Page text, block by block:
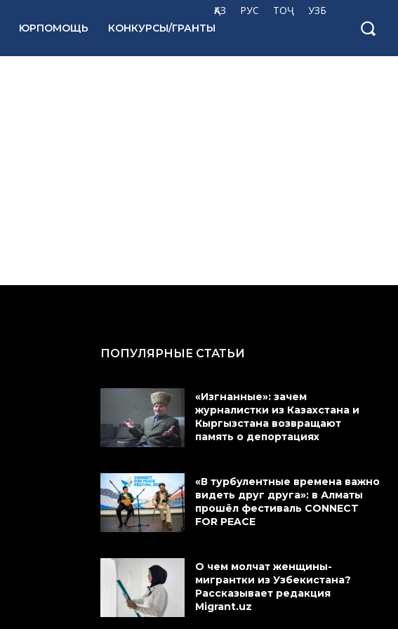
ҚАЗ РУС ТОҶ УЗБ
ЮРПОМОЩЬ КОНКУРСЫ/ГРАНТЫ
ПОПУЛЯРНЫЕ СТАТЬИ
«Изгнанные»: зачем
журналистки из Казахстана и
Кыргызстана возвращают
память о депортациях
«В турбулентные времена важно
видеть друг друга»: в Алматы
прошёл фестиваль CONNECT
FOR PEACE
О чем молчат женщины-
мигрантки из Узбекистана?
Рассказывает редакция
Migrant.uz